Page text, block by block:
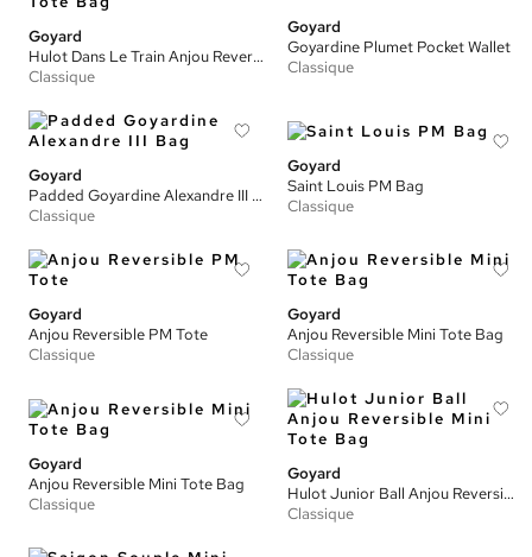
Goyard
Hulot Dans Le Train Anjou Reversible Mini Tote Bag
Classique
Goyard
Goyardine Plumet Pocket Wallet
Classique
Goyard
Padded Goyardine Alexandre III Bag
Classique
Goyard
Saint Louis PM Bag
Classique
Goyard
Anjou Reversible PM Tote
Classique
Goyard
Anjou Reversible Mini Tote Bag
Classique
Goyard
Anjou Reversible Mini Tote Bag
Classique
Goyard
Hulot Junior Ball Anjou Reversible Mini Tote Bag
Classique